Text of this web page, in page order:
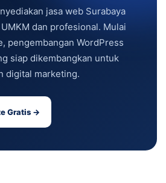
jasa web Surabaya
dan profesional. Mulai
pengembangan WordPress
siap dikembangkan untuk
digital marketing.
Gratis →